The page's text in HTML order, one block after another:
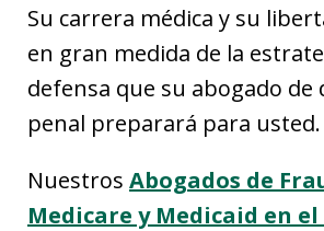
Su carrera médica y su
en gran medida de la
defensa que su abogado de
penal preparará para usted.
Nuestros Abogados de
Medicare y Medicaid en el